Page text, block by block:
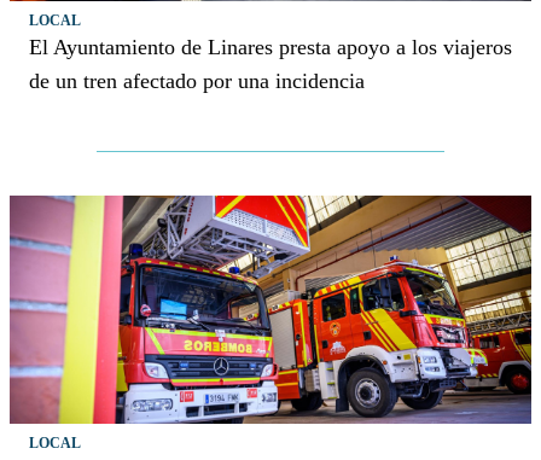
LOCAL
El Ayuntamiento de Linares presta apoyo a los viajeros
de un tren afectado por una incidencia
LOCAL